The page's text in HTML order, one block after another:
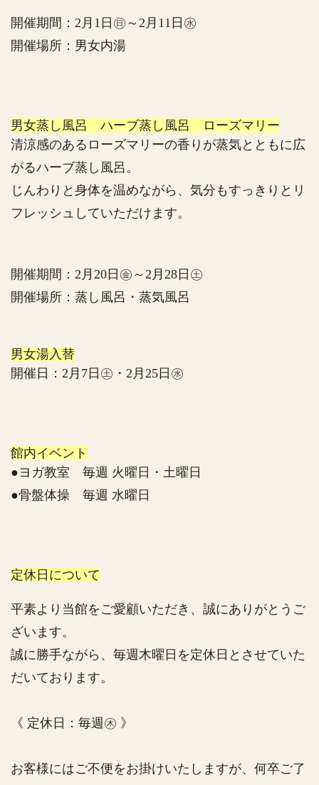
開催期間：2月1日㊐～2月11日㊌
開催場所：男女内湯
男女蒸し風呂 ハーブ蒸し風呂 ローズマリー
清涼感のあるローズマリーの香りが蒸気とともに広
がるハーブ蒸し風呂。
じんわりと身体を温めながら、気分もすっきりとリ
フレッシュしていただけます。
開催期間：2月20日㊎～2月28日㊏
開催場所：蒸し風呂・蒸気風呂
男女湯入替
開催日：2月7日㊏・2月25日㊌
館内イベント
●ヨガ教室 毎週 火曜日・土曜日
●骨盤体操 毎週 水曜日
定休日について
平素より当館をご愛顧いただき、誠にありがとうご
ざいます。
誠に勝手ながら、毎週木曜日を定休日とさせていた
だいております。
《 定休日：毎週㊍ 》
お客様にはご不便をお掛けいたしますが、何卒ご了